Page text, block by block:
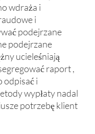
wdraża i
i
podejrzane
podejrzane
ucieleśniają
raport ,
odpisać i
wypłaty nadal
potrzebę klient